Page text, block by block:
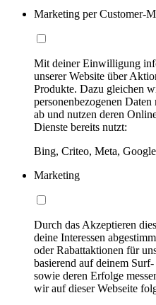
Marketing per Customer-
Mit deiner Einwilligung
unserer Website über
Produkte. Dazu gleichen
personenbezogenen
ab und nutzen deren
Dienste bereits nutzt:
Bing, Criteo, Meta,
Marketing
Durch das Akzeptieren
deine Interessen
oder Rabattaktionen für
basierend auf deinem
sowie deren Erfolge
wir auf dieser Webseite